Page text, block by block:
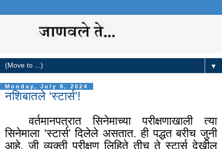
▼
Monday, July 8, 2024
नशिबातले ‘स्टार्स’!
वर्तमानपत्रात सिनेमाच्या परीक्षणाखाली त्या
सिनेमाला ‘स्टार्स’ दिलेले असतात. ही पद्धत बरीच जुनी
आहे. जी व्यक्ती परीक्षण लिहिते तीचते स्टार्स देखील